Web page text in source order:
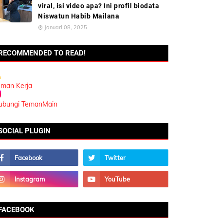
viral, isi video apa? Ini profil biodata
Niswatun Habib Mailana
Januari 08, 2025
TO READ!
Kerja
TemanMain
PLUGIN